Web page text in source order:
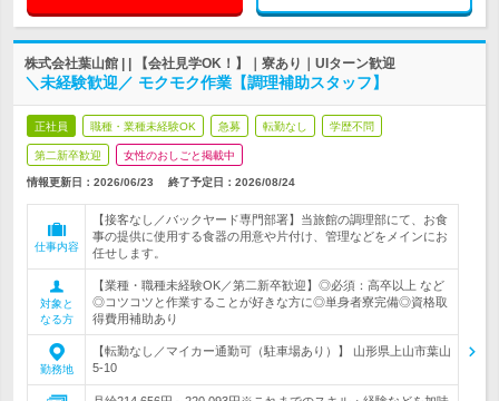
株式会社葉山館 | | 【会社見学OK！】｜寮あり｜UIターン歓迎
＼未経験歓迎／ モクモク作業【調理補助スタッフ】
正社員 職種・業種未経験OK 急募 転勤なし 学歴不問
第二新卒歓迎 女性のおしごと掲載中
情報更新日：2026/06/23 終了予定日： 2026/08/24
仕事内容
【接客なし／バックヤード専門部署】当旅館の調理部にて、お食
事の提供に使用する食器の用意や片付け、管理などをメインにお
任せします。
対象と
なる方
【業種・職種未経験OK／第二新卒歓迎】◎必須：高卒以上 など
◎コツコツと作業することが好きな方に◎単身者寮完備◎資格取
得費用補助あり
勤務地
【転勤なし／マイカー通勤可（駐車場あり）】 山形県上山市葉山
5-10